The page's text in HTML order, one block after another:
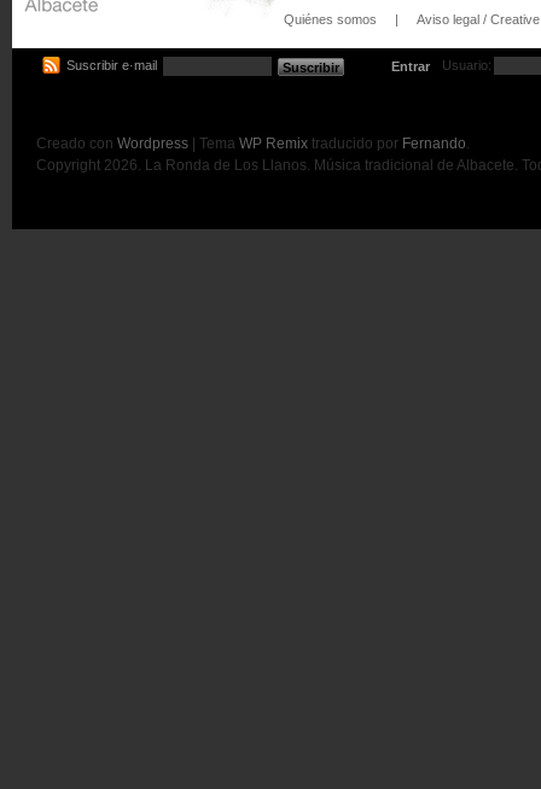
Quiénes somos | Aviso legal /
Suscribir e·mail Entrar Usuario:
Creado con Wordpress | Tema WP Remix traducido por Fernando.
Copyright 2026. La Ronda de Los Llanos. Música tradicional de Albacete.